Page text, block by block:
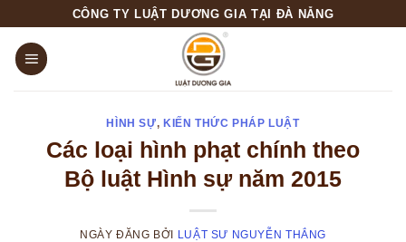
content
CÔNG TY LUẬT DƯƠNG GIA TẠI ĐÀ NẴNG
HÌNH SỰ, KIẾN THỨC PHÁP LUẬT
Các loại hình phạt chính theo
Bộ luật Hình sự năm 2015
NGÀY ĐĂNG BỞI LUẬT SƯ NGUYỄN THẮNG